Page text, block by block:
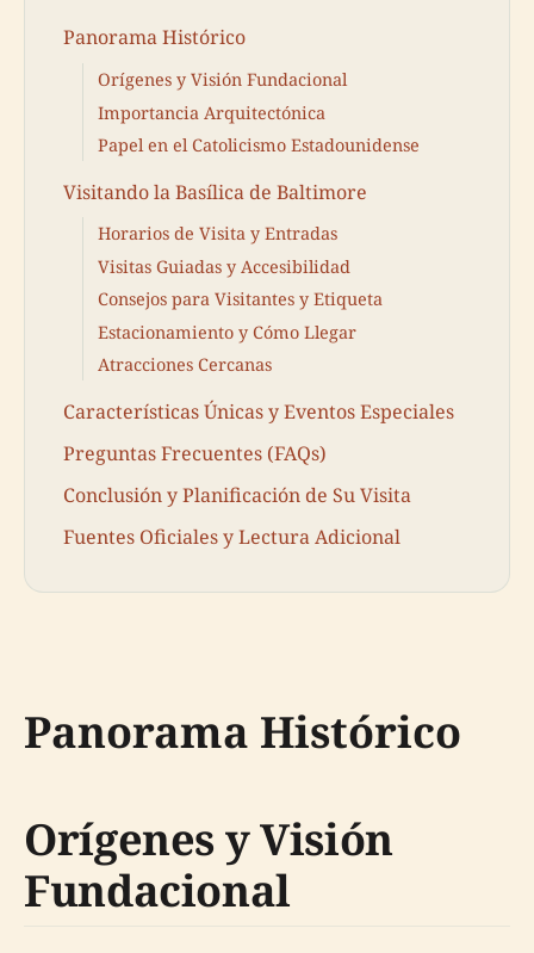
Panorama Histórico
Orígenes y Visión Fundacional
Importancia Arquitectónica
Papel en el Catolicismo Estadounidense
Visitando la Basílica de Baltimore
Horarios de Visita y Entradas
Visitas Guiadas y Accesibilidad
Consejos para Visitantes y Etiqueta
Estacionamiento y Cómo Llegar
Atracciones Cercanas
Características Únicas y Eventos Especiales
Preguntas Frecuentes (FAQs)
Conclusión y Planificación de Su Visita
Fuentes Oficiales y Lectura Adicional
Panorama Histórico
Orígenes y Visión
Fundacional